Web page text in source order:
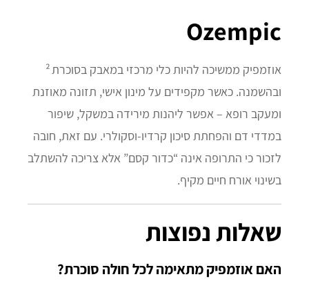
Ozempic
אוזמפיק ממשיכה להיות כלי מרכזי במאבק בסוכרת ²
ובהשמנה. כאשר מקפידים על מינון אישי, תזונה מאוזנת
ומעקב רופא – אפשר ליהנות מירידה במשקל, שיפור
במדדי דם והפחתת סיכון קרדיו‑וסקולרי. עם זאת, חובה
לזכור כי התרופה אינה “כדור קסם” אלא צריכה להשתלב
בשינוי אורח חיים מקיף.
שאלות נפוצות
האם אוזמפיק מתאימה לכל חולה סוכרת?